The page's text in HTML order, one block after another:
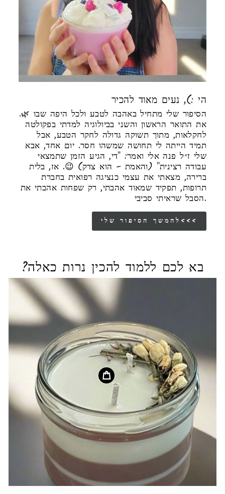
הי :), נעים מאוד להכיר
הסיפור שלי מתחיל באהבה לטבע ולכל היפה שבו 🌿.
את התואר הראשון והשני בביולוגיה למדתי בפקולטה
לחקלאות, מתוך תשוקה גדולה לחקר הטבע, אבל
תמיד הייתה לי תחושה שמשהו חסר. יום אחד, אבא
שלי ז״ל פנה אלי ואמר: "די, הגיע הזמן שתמצאי
עבודה רצינית" (והאמת – הוא צדק) 😉. אז, בלית
ברירה, מצאתי את עצמי כנציגה רפואית בחברת
תרופות, תפקיד שמאוד אהבתי, רק שפחות אהבתי את
הסבל שראיתי סביבי.
להמשך הסיפור שלי<<<
בא לכם ללמוד להכין נרות כאלה?